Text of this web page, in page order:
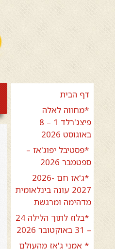
דף הבית
*מחווה לאלה
פיצג'רלד 1 – 8
באוגוסט 2026
*פסטיבל יפוג'אז –
ספטמבר 2026
*ג'אז חם 2026-
2027 עונה בינלאומית
מדהימה ומרגשת
*בלוז לתוך הלילה 24
– 31 באוקטובר 2026
* אמני ג'אז מהעולם